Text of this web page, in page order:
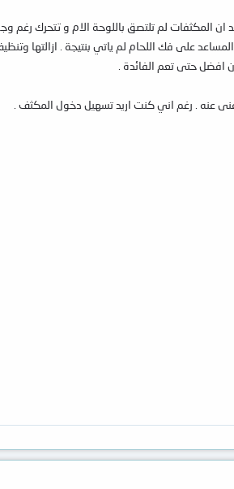
لم تلتصق باللوحة الام و تتحرك رغم وجود
على فك اللحام لم ياتي بنتيجة . ازالتها
افضل حتى تعم الفائدة .
عنه . رغم اني كنت اريد تسهيل دخول المكثف .